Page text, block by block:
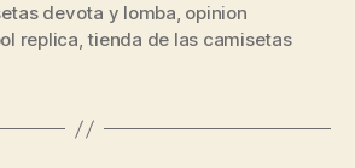
devota y lomba, opinion
replica,tienda de las camisetas